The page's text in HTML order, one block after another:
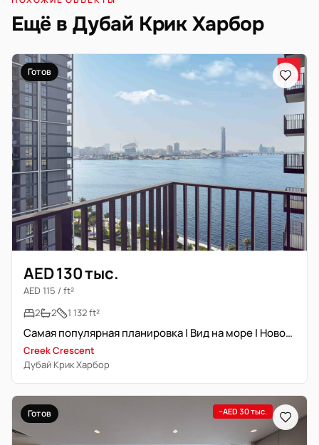
Ещё в Дубай Крик Харбор
Готов
AED 130 тыс.
AED 115 / ft²
2
2 1 132 ft²
Самая популярная планировка | Вид на море | Новостройка
Creek Crescent
Дубай Крик Харбор
Готов −AED 30 тыс.